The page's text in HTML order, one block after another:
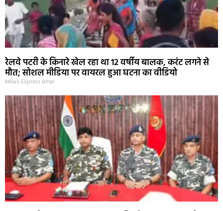
रेलवे पटरी के किनारे खेल रहा था 12 वर्षीय बालक, करंट लगने से
मौत; सोशल मीडिया पर वायरल हुआ घटना का वीडियो
News Express Bihar